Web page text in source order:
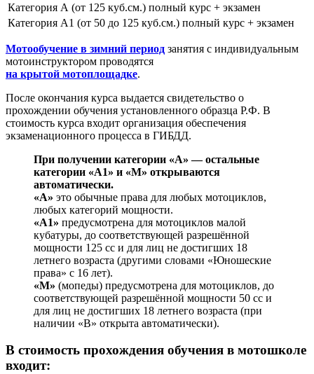
Категория А (от 125 куб.см.) полный курс + экзамен
Категория A1 (от 50 до 125 куб.см.) полный курс + экзамен
Мотообучение в зимний период занятия с индивидуальным
мотоинструктором проводятся
на крытой мотоплощадке.
После окончания курса выдается свидетельство о
прохождении обучения установленного образца Р.Ф. В
стоимость курса входит организация обеспечения
экзаменационного процесса в ГИБДД.
При получении категории «А» — остальные
категории «А1» и «М» открываются
автоматически.
«А» это обычные права для любых мотоциклов,
любых категорий мощности.
«А1» предусмотрена для мотоциклов малой
кубатуры, до соответствующей разрешённой
мощности 125 сс и для лиц не достигших 18
летнего возраста (другими словами «Юношеские
права» с 16 лет).
«М» (мопеды) предусмотрена для мотоциклов, до
соответствующей разрешённой мощности 50 сс и
для лиц не достигших 18 летнего возраста (при
наличии «В» открыта автоматически).
В стоимость прохождения обучения в мотошколе
входит: